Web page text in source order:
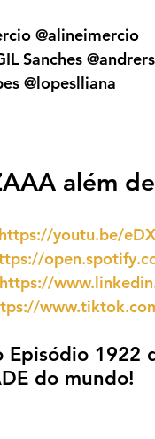
@alineimercio
Sanches
@lopeslliana
além
https://youtu.be/
https://
Episódio 1922
do mundo!